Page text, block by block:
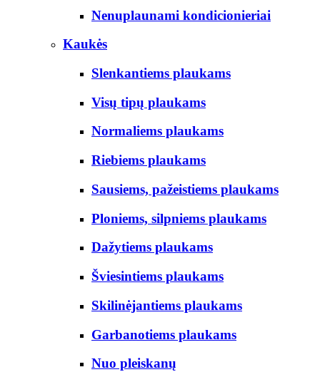
Nenuplaunami kondicionieriai
Kaukės
Slenkantiems plaukams
Visų tipų plaukams
Normaliems plaukams
Riebiems plaukams
Sausiems, pažeistiems plaukams
Ploniems, silpniems plaukams
Dažytiems plaukams
Šviesintiems plaukams
Skilinėjantiems plaukams
Garbanotiems plaukams
Nuo pleiskanų